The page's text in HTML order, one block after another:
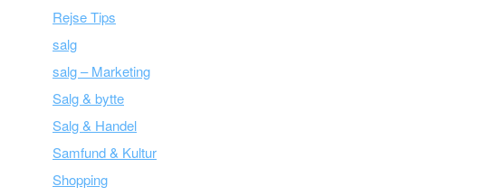
Rejse Tips
salg
salg – Marketing
Salg & bytte
Salg & Handel
Samfund & Kultur
Shopping